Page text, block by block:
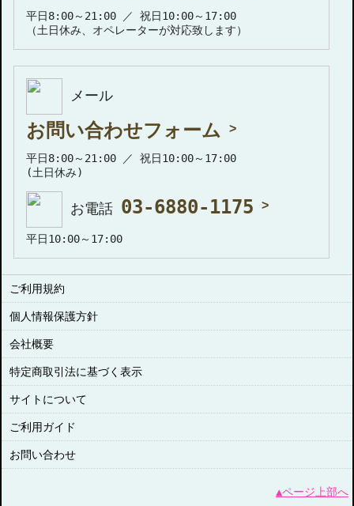
平日8:00～21:00 ／ 祝日10:00～17:00
（土日休み、オペレーターが対応致します）
メール
お問い合わせフォーム
平日8:00～21:00 ／ 祝日10:00～17:00
(土日休み)
お電話 03-6880-1175
平日10:00～17:00
ご利用規約
個人情報保護方針
会社概要
特定商取引法に基づく表示
サイトについて
ご利用ガイド
お問い合わせ
▲ページ上部へ